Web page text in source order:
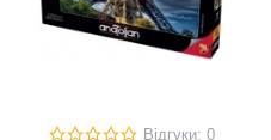
Відгуки: 0